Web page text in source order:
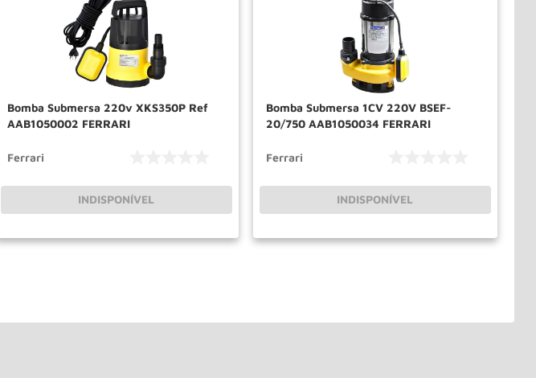
Bomba Submersa 220v XKS350P Ref
AAB1050002 FERRARI
Ferrari
INDISPONÍVEL
Bomba Submersa 1CV 220V BSEF-
20/750 AAB1050034 FERRARI
Ferrari
INDISPONÍVEL